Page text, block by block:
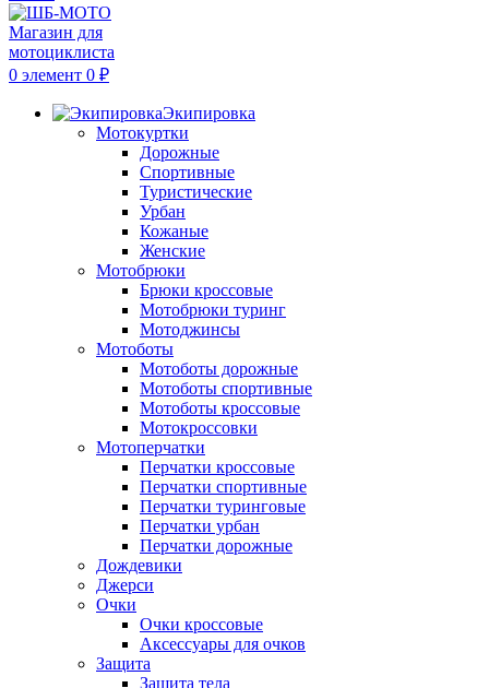
0 элемент 0 ₽
Экипировка
Мотокуртки
Дорожные
Спортивные
Туристические
Урбан
Кожаные
Женские
Мотобрюки
Брюки кроссовые
Мотобрюки туринг
Мотоджинсы
Мотоботы
Мотоботы дорожные
Мотоботы спортивные
Мотоботы кроссовые
Мотокроссовки
Мотоперчатки
Перчатки кроссовые
Перчатки спортивные
Перчатки туринговые
Перчатки урбан
Перчатки дорожные
Дождевики
Джерси
Очки
Очки кроссовые
Аксессуары для очков
Защита
Защита тела